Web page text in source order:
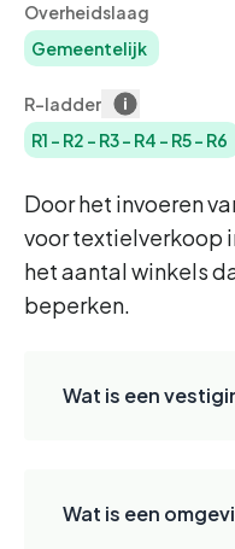
Overheidslaag
Gemeentelijk
R-ladder
R1 - R2 - R3- R4 - R5- R6
Door het invoeren
voor textielverkoop
het aantal winkels
beperken.
Wat is een
Wat is een